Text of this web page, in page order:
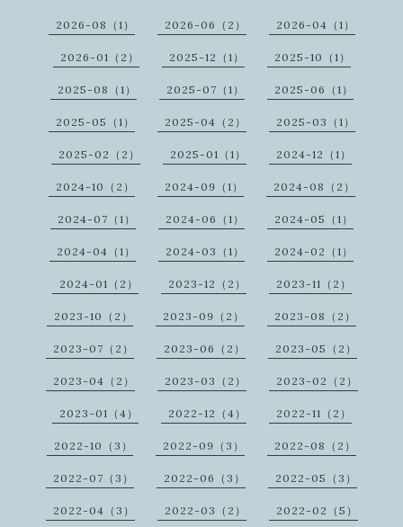
2026-08（1） 2026-06（2） 2026-04（1）
2026-01（2） 2025-12（1） 2025-10（1）
2025-08（1） 2025-07（1） 2025-06（1）
2025-05（1） 2025-04（2） 2025-03（1）
2025-02（2） 2025-01（1） 2024-12（1）
2024-10（2） 2024-09（1） 2024-08（2）
2024-07（1） 2024-06（1） 2024-05（1）
2024-04（1） 2024-03（1） 2024-02（1）
2024-01（2） 2023-12（2） 2023-11（2）
2023-10（2） 2023-09（2） 2023-08（2）
2023-07（2） 2023-06（2） 2023-05（2）
2023-04（2） 2023-03（2） 2023-02（2）
2023-01（4） 2022-12（4） 2022-11（2）
2022-10（3） 2022-09（3） 2022-08（2）
2022-07（3） 2022-06（3） 2022-05（3）
2022-04（3） 2022-03（2） 2022-02（5）